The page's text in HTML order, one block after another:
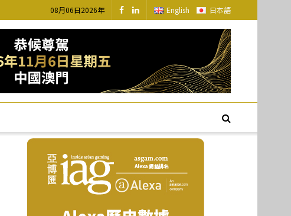
08月06日2026年 English 日本語